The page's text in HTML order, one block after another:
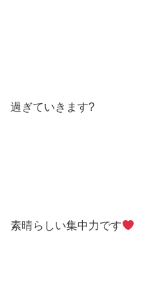
過ぎていきます?
素晴らしい集中力です